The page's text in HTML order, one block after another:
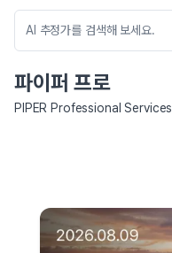
파이퍼 프로
PIPER Professional Services